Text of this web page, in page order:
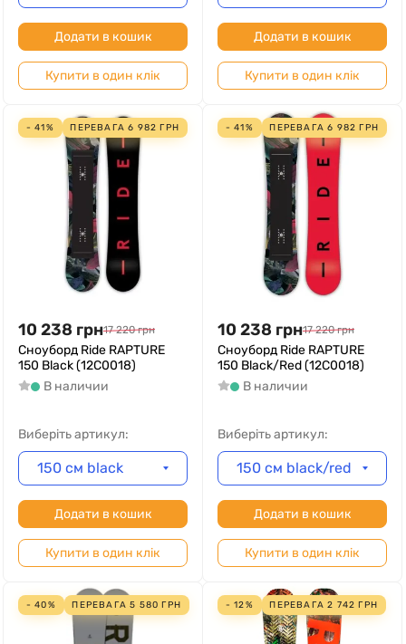
Додати в кошик
Купити в один клік
Додати в кошик
Купити в один клік
- 41% ПЕРЕВАГА6 982 ГРН
10 238 грн17 220 грн
Сноуборд Ride RAPTURE
150 Black (12C0018)
В наличии
Виберіть артикул:
150 см black
Додати в кошик
Купити в один клік
- 41% ПЕРЕВАГА6 982 ГРН
10 238 грн17 220 грн
Сноуборд Ride RAPTURE
150 Black/Red (12C0018)
В наличии
Виберіть артикул:
150 см black/red
Додати в кошик
Купити в один клік
- 40% ПЕРЕВАГА5 580 ГРН - 12% ПЕРЕВАГА2 742 ГРН